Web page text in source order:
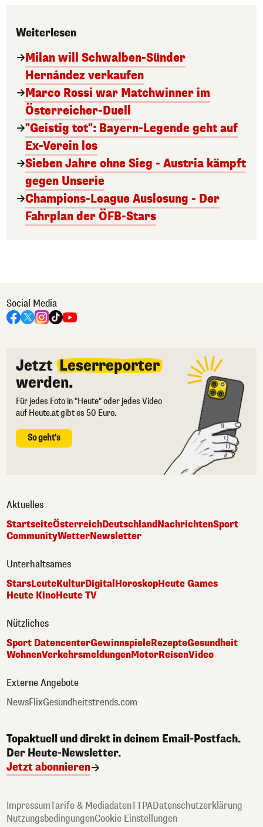
Weiterlesen
Milan will Schwalben-Sünder
Hernández verkaufen
Marco Rossi war Matchwinner im
Österreicher-Duell
"Geistig tot": Bayern-Legende geht auf
Ex-Verein los
Sieben Jahre ohne Sieg - Austria kämpft
gegen Unserie
Champions-League Auslosung - Der
Fahrplan der ÖFB-Stars
Social Media
Jetzt Leserreporter
werden.
Für jedes Foto in "Heute" oder jedes Video
auf Heute.at gibt es 50 Euro.
So geht's
Aktuelles
StartseiteÖsterreichDeutschlandNachrichtenSport
CommunityWetterNewsletter
Unterhaltsames
StarsLeuteKulturDigital HoroskopHeute Games
Heute KinoHeute TV
Nützliches
Sport DatencenterGewinnspieleRezepteGesundheit
WohnenVerkehrsmeldungenMotorReisenVideo
Externe Angebote
NewsFlixGesundheitstrends.com
Topaktuell und direkt in deinem Email-Postfach.
Der Heute-Newsletter.
Jetzt abonnieren
ImpressumTarife & MediadatenTTPADatenschutzerklärung
NutzungsbedingungenCookie Einstellungen